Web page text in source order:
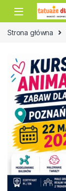
Skip to navigation
Skip to content
Strona główna